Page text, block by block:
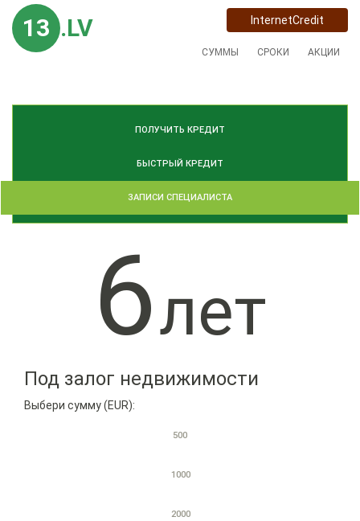
13 .LV InternetCredit
СУММЫ СРОКИ АКЦИИ
ПОЛУЧИТЬ КРЕДИТ
БЫСТРЫЙ КРЕДИТ
ЗАПИСИ СПЕЦИАЛИСТА
6лет
Под залог недвижимости
Выбери сумму (EUR):
500
1000
2000